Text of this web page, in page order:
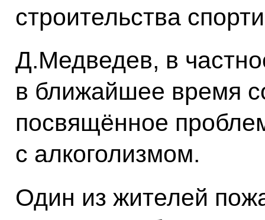
строительства
Д.Медведев, в
в ближайшее время
посвящённое
с алкоголизмом.
Один из жителей